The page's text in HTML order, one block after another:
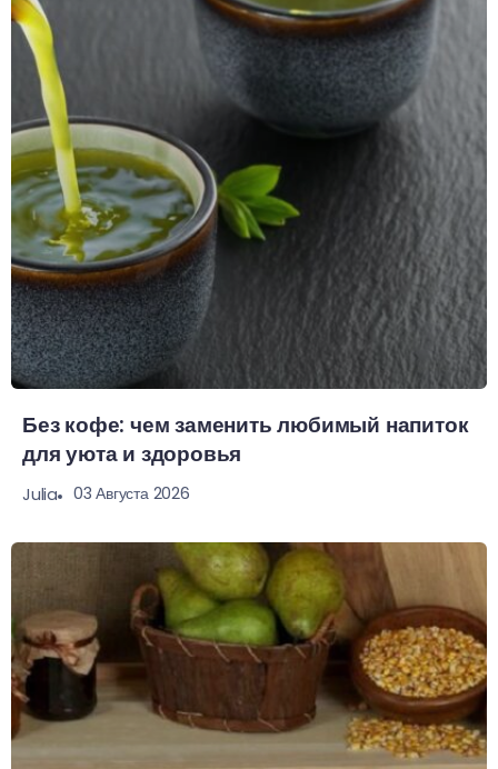
Без кофе: чем заменить любимый напиток
для уюта и здоровья
Julia 03 Августа 2026